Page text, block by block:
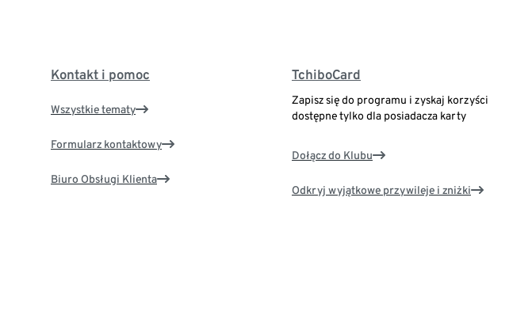
Kontakt i pomoc
Wszystkie tematy
Formularz kontaktowy
Biuro Obsługi Klienta
TchiboCard
Zapisz się do programu i zyskaj korzyści
dostępne tylko dla posiadacza karty
Dołącz do Klubu
Odkryj wyjątkowe przywileje i zniżki